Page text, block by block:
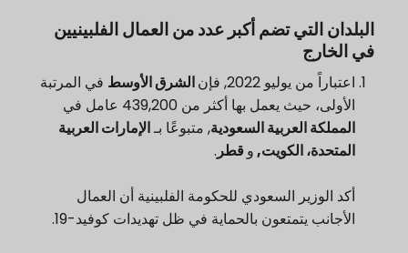
البلدان التي تضم أكبر عدد من العمال الفلبينيين
في الخارج
اعتباراً من يوليو 2022 , فإنالشرق الأوسط في المرتبة
الأولى، حيث يعمل بها أكثر من 439,200 عامل في
المملكة العربية السعودية, متبوعًا بـالإمارات العربية
المتحدة، الكويت,و قطر.
أكد الوزير السعودي للحكومة الفلبينية أن العمال
الأجانب يتمتعون بالحماية في ظل تهديدات كوفيد-19.